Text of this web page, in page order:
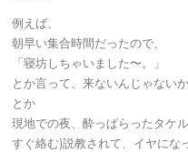
例えば、
朝早い集合時間だったので、
「寝坊しちゃいました〜。」
とか言って、来ないんじゃないか
とか
現地での夜、酔っぱらったタケ
すぐ絡む)説教されて、イヤにな